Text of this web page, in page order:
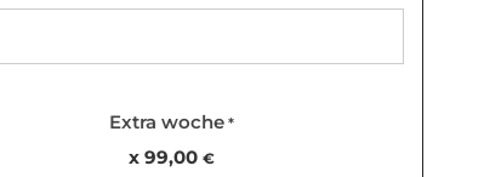
Extra woche *
99,00€